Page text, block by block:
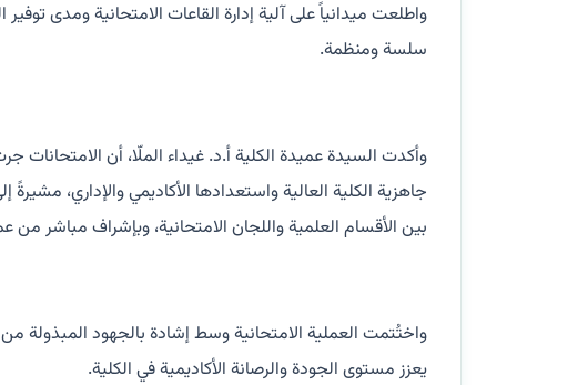
واطلعت ميدانياً على آلية إدارة القاعات الامتحانية ومدى
سلسة ومنظمة.
وأكدت السيدة عميدة الكلية أ.د. غيداء الملّا، أن
جاهزية الكلية العالية واستعدادها الأكاديمي والإداري،
بين الأقسام العلمية واللجان الامتحانية، وبإشراف مباشر من
واختُتمت العملية الامتحانية وسط إشادة بالجهود المبذولة
يعزز مستوى الجودة والرصانة الأكاديمية في الكلية.